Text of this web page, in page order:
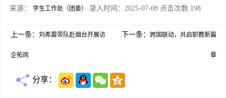
来源： 学生工作处（团委） 录入时间：2025-07-08 点击次数:198
上一条： 刘希震带队赴烟台开展访
企拓岗
下一条：跨国联动，共启职教新篇
章
分享：